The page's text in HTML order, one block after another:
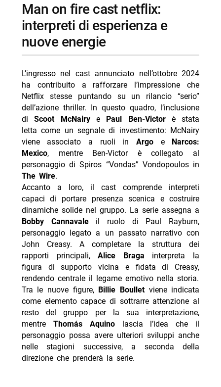
man on fire cast netflix:
interpreti di esperienza e
nuove energie
L’ingresso nel cast annunciato nell’ottobre 2024
ha contribuito a rafforzare l’impressione che
Netflix stesse puntando su un rilancio “serio”
dell’azione thriller. In questo quadro, l’inclusione
diScoot McNairye Paul Ben-Victorè stata
letta come un segnale di investimento: McNairy
viene associato a ruoli in Argoe
Narcos:
Mexico, mentre Ben-Victor è collegato al
personaggio di Spiros “Vondas” Vondopoulos in
The Wire.
Accanto a loro, il cast comprende interpreti
capaci di portare presenza scenica e costruire
dinamiche solide nel gruppo. La serie assegna a
Bobby Cannavaleil ruolo di Paul Rayburn,
personaggio legato a un passato narrativo con
John Creasy. A completare la struttura dei
rapporti principali,Alice Braga interpreta la
figura di supporto vicina e fidata di Creasy,
rendendo centrale il legame emotivo nella storia.
Tra le nuove figure, Billie Boulletviene indicata
come elemento capace di sottrarre attenzione al
resto del gruppo per la sua interpretazione,
mentre Thomás Aquinolascia l’idea che il
personaggio possa avere ulteriori sviluppi anche
nelle stagioni successive, a seconda della
direzione che prenderà la serie.